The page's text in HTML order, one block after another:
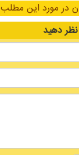
در مورد این مطلب
نظر دهید